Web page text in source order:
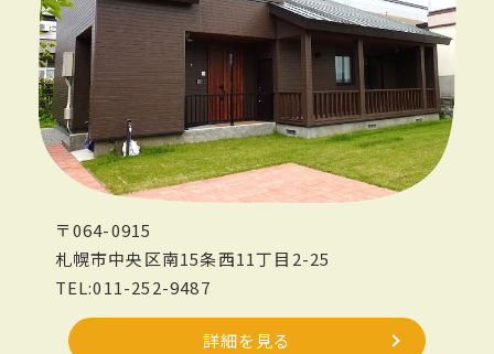
〒064-0915
札幌市中央区南15条西11丁目2-25
TEL:011-252-9487
詳細を見る